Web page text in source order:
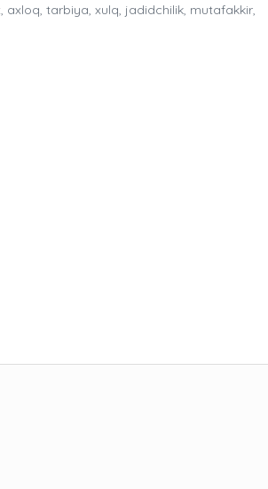
axloq, tarbiya, xulq, jadidchilik, mutafakkir,